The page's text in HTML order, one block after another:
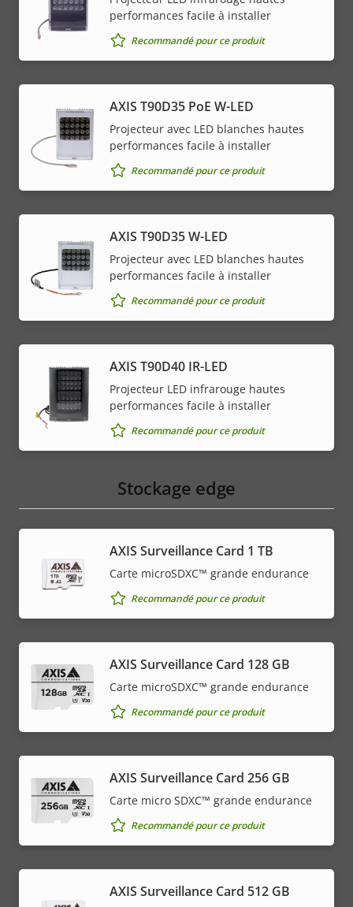
performances facile à installer
Recommandé pour ce produit
AXIS T90D35 PoE W-LED
Projecteur avec LED blanches hautes
performances facile à installer
Recommandé pour ce produit
AXIS T90D35 W-LED
Projecteur avec LED blanches hautes
performances facile à installer
Recommandé pour ce produit
AXIS T90D40 IR-LED
Projecteur LED infrarouge hautes
performances facile à installer
Recommandé pour ce produit
Stockage edge
AXIS Surveillance Card 1 TB
Carte microSDXC™ grande endurance
Recommandé pour ce produit
AXIS Surveillance Card 128 GB
Carte microSDXC™ grande endurance
Recommandé pour ce produit
AXIS Surveillance Card 256 GB
Carte micro SDXC™ grande endurance
Recommandé pour ce produit
AXIS Surveillance Card 512 GB